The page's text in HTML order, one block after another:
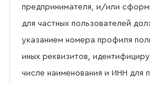
предпринимателя, и/или
для частных пользователей
указанием номера профиля
иных реквизитов,
числе наименования и ИНН для